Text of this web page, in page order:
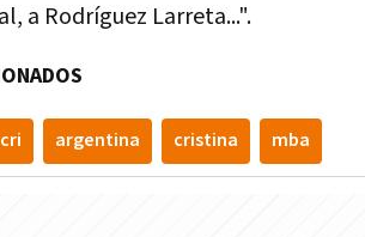
a Rodrí­guez Larreta...".
argentina cristina mba